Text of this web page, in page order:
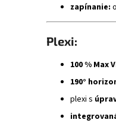
zapínanie:
Plexi:
100 % Max
190°
plexi s